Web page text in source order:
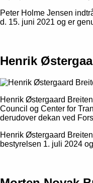
Peter Holme Jensen
d. 15. juni 2021 og er
Henrik
Henrik Østergaard
Council og Center for
derudover dekan ved
Henrik Østergaard
bestyrelsen 1. juli 2024